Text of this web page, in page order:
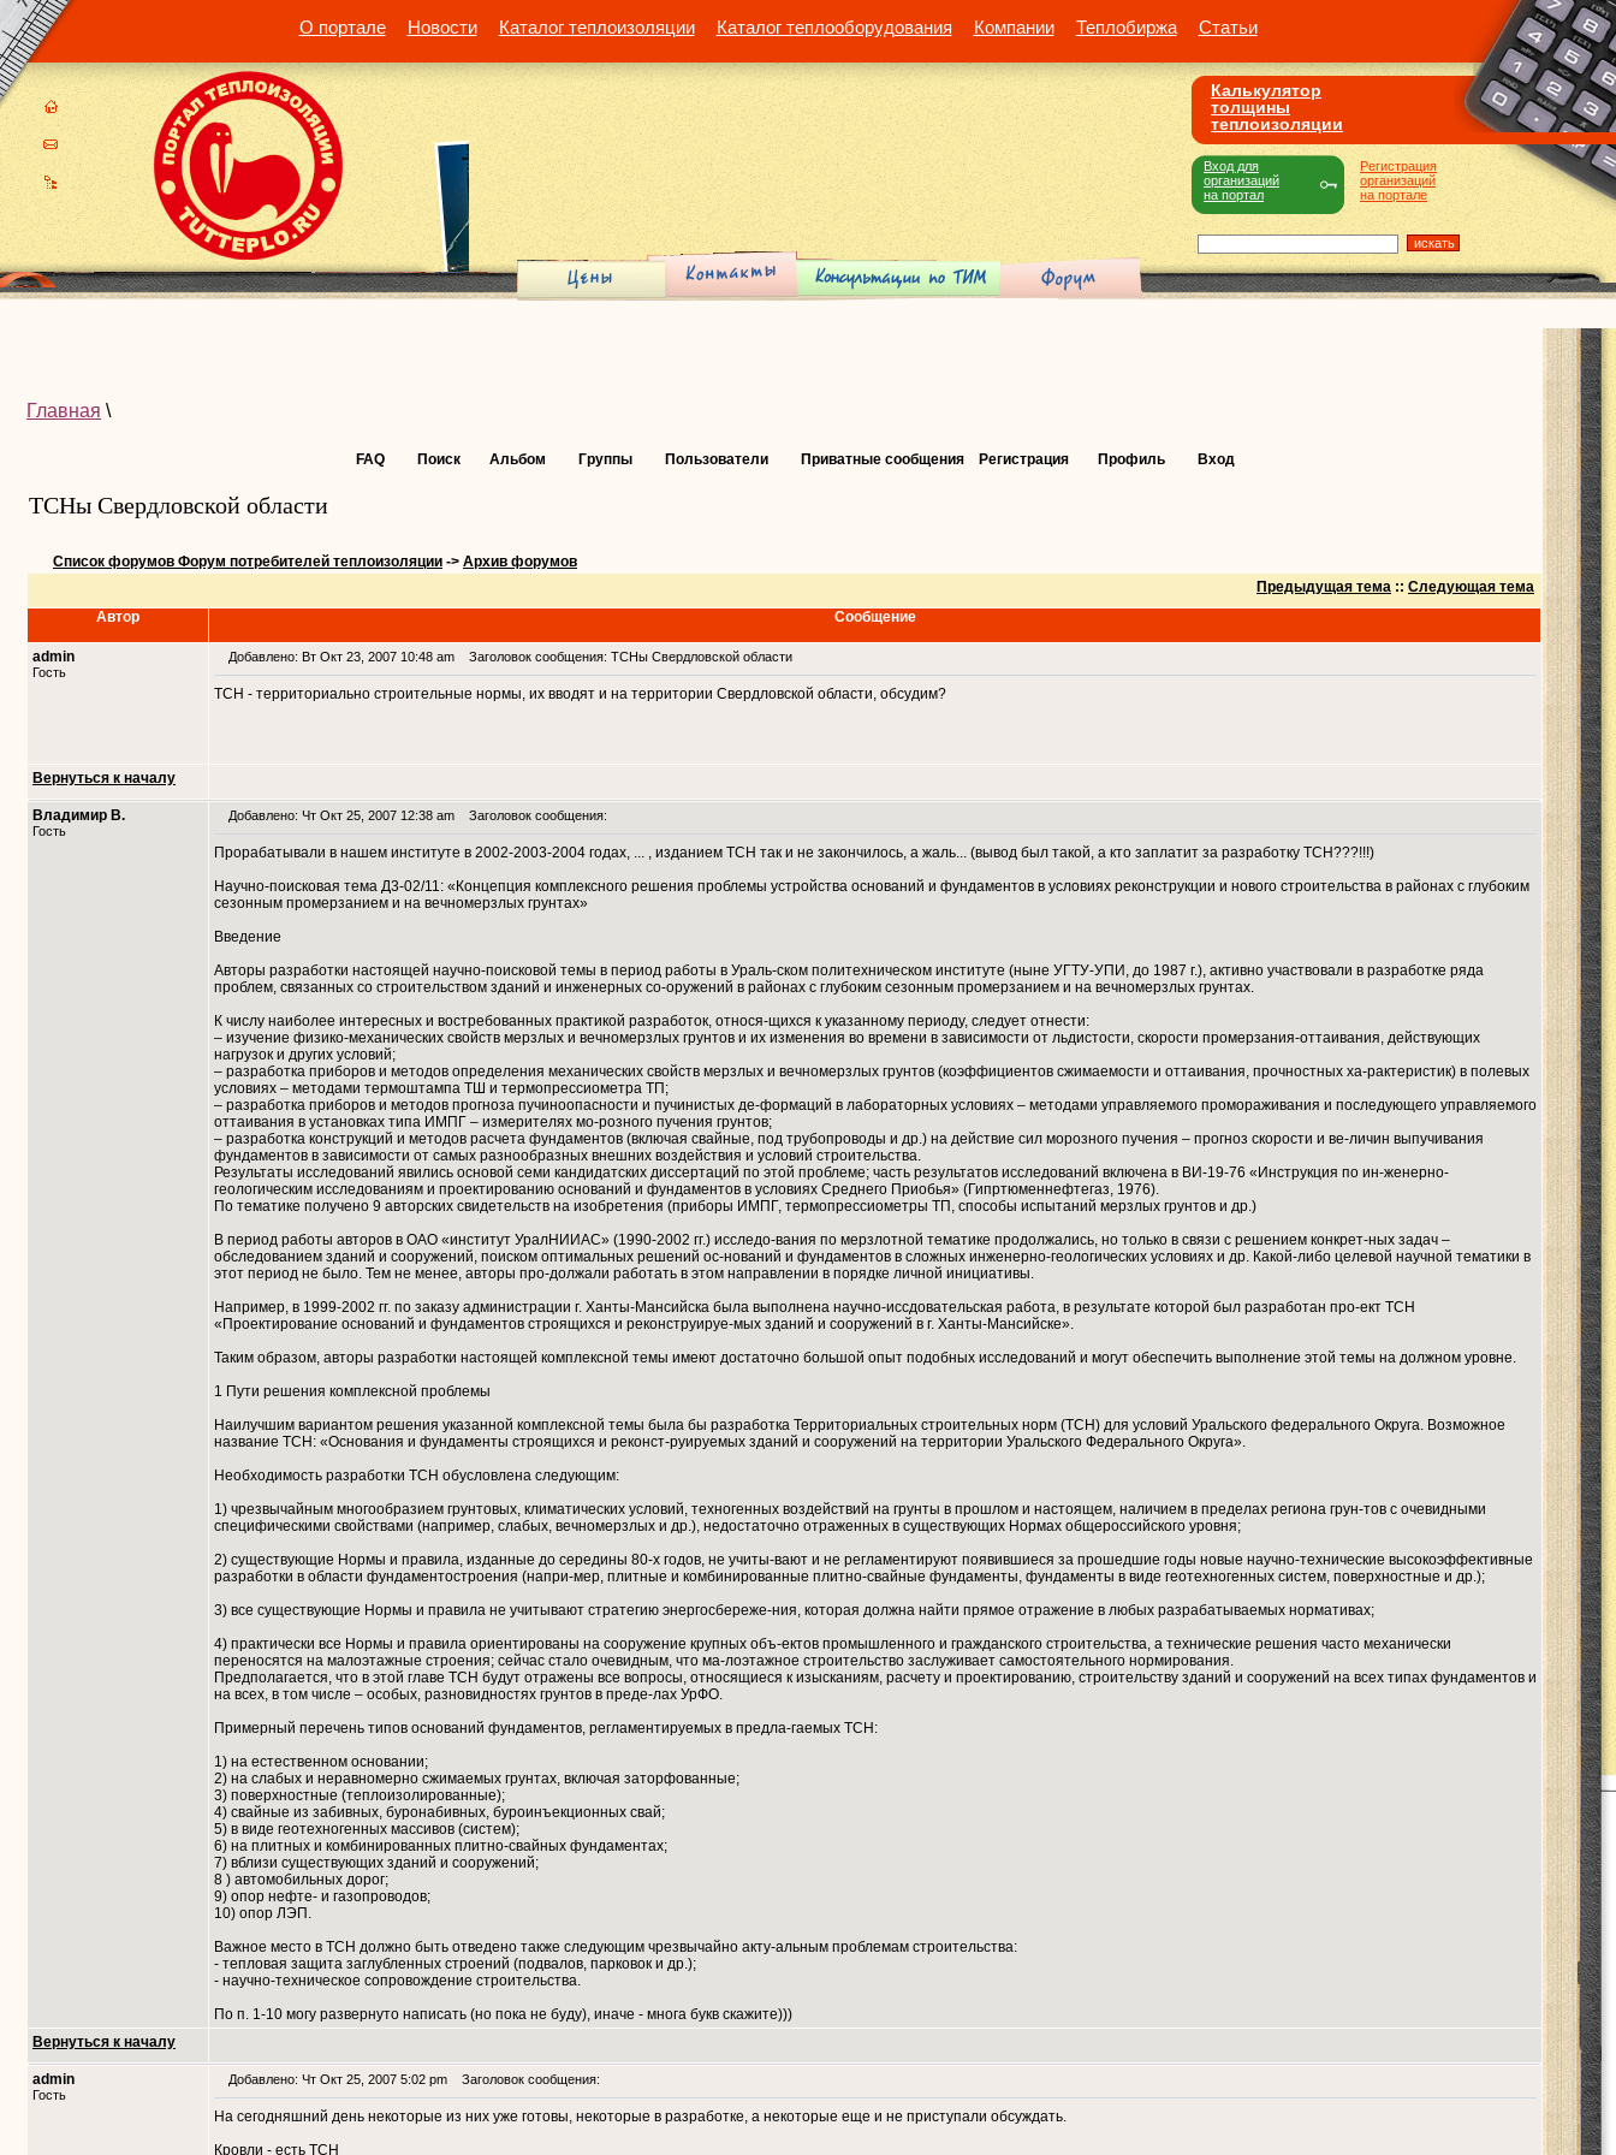
О портале Новости Каталог теплоизоляции Каталог теплооборудования Компании Теплобиржа Статьи
Калькулятор
толщины
теплоизоляции
Регистрация
организаций
на портале
Вход для
организаций
на портал
Главная \
FAQ Поиск Альбом Группы Пользователи Приватные сообщения Регистрация Профиль Вход
ТСНы Свердловской области
Список форумов Форум потребителей теплоизоляции -> Архив форумов
Предыдущая тема :: Следующая тема
Автор
Сообщение
admin
Гость
Добавлено: Вт Окт 23, 2007 10:48 am Заголовок сообщения: ТСНы Свердловской области
ТСН - территориально строительные нормы, их вводят и на территории Свердловской области, обсудим?
Вернуться к началу
Владимир В.
Гость
Добавлено: Чт Окт 25, 2007 12:38 am Заголовок сообщения:
Прорабатывали в нашем институте в 2002-2003-2004 годах, ... , изданием ТСН так и не закончилось, а жаль... (вывод был такой, а кто заплатит за разработку ТСН???!!!)
Научно-поисковая тема Д3-02/11: «Концепция комплексного решения проблемы устройства оснований и фундаментов в условиях реконструкции и нового строительства в районах с глубоким
сезонным промерзанием и на вечномерзлых грунтах»
Введение
Авторы разработки настоящей научно-поисковой темы в период работы в Ураль-ском политехническом институте (ныне УГТУ-УПИ, до 1987 г.), активно участвовали в разработке ряда
проблем, связанных со строительством зданий и инженерных со-оружений в районах с глубоким сезонным промерзанием и на вечномерзлых грунтах.
К числу наиболее интересных и востребованных практикой разработок, относя-щихся к указанному периоду, следует отнести:
– изучение физико-механических свойств мерзлых и вечномерзлых грунтов и их изменения во времени в зависимости от льдистости, скорости промерзания-оттаивания, действующих
нагрузок и других условий;
– разработка приборов и методов определения механических свойств мерзлых и вечномерзлых грунтов (коэффициентов сжимаемости и оттаивания, прочностных ха-рактеристик) в полевых
условиях – методами термоштампа ТШ и термопрессиометра ТП;
– разработка приборов и методов прогноза пучиноопасности и пучинистых де-формаций в лабораторных условиях – методами управляемого промораживания и последующего управляемого
оттаивания в установках типа ИМПГ – измерителях мо-розного пучения грунтов;
– разработка конструкций и методов расчета фундаментов (включая свайные, под трубопроводы и др.) на действие сил морозного пучения – прогноз скорости и ве-личин выпучивания
фундаментов в зависимости от самых разнообразных внешних воздействия и условий строительства.
Результаты исследований явились основой семи кандидатских диссертаций по этой проблеме; часть результатов исследований включена в ВИ-19-76 «Инструкция по ин-женерно-
геологическим исследованиям и проектированию оснований и фундаментов в условиях Среднего Приобья» (Гипртюменнефтегаз, 1976).
По тематике получено 9 авторских свидетельств на изобретения (приборы ИМПГ, термопрессиометры ТП, способы испытаний мерзлых грунтов и др.)
В период работы авторов в ОАО «институт УралНИИАС» (1990-2002 гг.) исследо-вания по мерзлотной тематике продолжались, но только в связи с решением конкрет-ных задач –
обследованием зданий и сооружений, поиском оптимальных решений ос-нований и фундаментов в сложных инженерно-геологических условиях и др. Какой-либо целевой научной тематики в
этот период не было. Тем не менее, авторы про-должали работать в этом направлении в порядке личной инициативы.
Например, в 1999-2002 гг. по заказу администрации г. Ханты-Мансийска была выполнена научно-иссдовательская работа, в результате которой был разработан про-ект ТСН
«Проектирование оснований и фундаментов строящихся и реконструируе-мых зданий и сооружений в г. Ханты-Мансийске».
Таким образом, авторы разработки настоящей комплексной темы имеют достаточно большой опыт подобных исследований и могут обеспечить выполнение этой темы на должном уровне.
1 Пути решения комплексной проблемы
Наилучшим вариантом решения указанной комплексной темы была бы разработка Территориальных строительных норм (ТСН) для условий Уральского федерального Округа. Возможное
название ТСН: «Основания и фундаменты строящихся и реконст-руируемых зданий и сооружений на территории Уральского Федерального Округа».
Необходимость разработки ТСН обусловлена следующим:
1) чрезвычайным многообразием грунтовых, климатических условий, техногенных воздействий на грунты в прошлом и настоящем, наличием в пределах региона грун-тов с очевидными
специфическими свойствами (например, слабых, вечномерзлых и др.), недостаточно отраженных в существующих Нормах общероссийского уровня;
2) существующие Нормы и правила, изданные до середины 80-х годов, не учиты-вают и не регламентируют появившиеся за прошедшие годы новые научно-технические высокоэффективные
разработки в области фундаментостроения (напри-мер, плитные и комбинированные плитно-свайные фундаменты, фундаменты в виде геотехногенных систем, поверхностные и др.);
3) все существующие Нормы и правила не учитывают стратегию энергосбереже-ния, которая должна найти прямое отражение в любых разрабатываемых нормативах;
4) практически все Нормы и правила ориентированы на сооружение крупных объ-ектов промышленного и гражданского строительства, а технические решения часто механически
переносятся на малоэтажные строения; сейчас стало очевидным, что ма-лоэтажное строительство заслуживает самостоятельного нормирования.
Предполагается, что в этой главе ТСН будут отражены все вопросы, относящиеся к изысканиям, расчету и проектированию, строительству зданий и сооружений на всех типах фундаментов и
на всех, в том числе – особых, разновидностях грунтов в преде-лах УрФО.
Примерный перечень типов оснований фундаментов, регламентируемых в предла-гаемых ТСН:
1) на естественном основании;
2) на слабых и неравномерно сжимаемых грунтах, включая заторфованные;
3) поверхностные (теплоизолированные);
4) свайные из забивных, буронабивных, буроинъекционных свай;
5) в виде геотехногенных массивов (систем);
6) на плитных и комбинированных плитно-свайных фундаментах;
7) вблизи существующих зданий и сооружений;
8 ) автомобильных дорог;
9) опор нефте- и газопроводов;
10) опор ЛЭП.
Важное место в ТСН должно быть отведено также следующим чрезвычайно акту-альным проблемам строительства:
- тепловая защита заглубленных строений (подвалов, парковок и др.);
- научно-техническое сопровождение строительства.
По п. 1-10 могу развернуто написать (но пока не буду), иначе - многа букв скажите)))
Вернуться к началу
admin
Гость
Добавлено: Чт Окт 25, 2007 5:02 pm Заголовок сообщения:
На сегодняшний день некоторые из них уже готовы, некоторые в разработке, а некоторые еще и не приступали обсуждать.
Кровли - есть ТСН